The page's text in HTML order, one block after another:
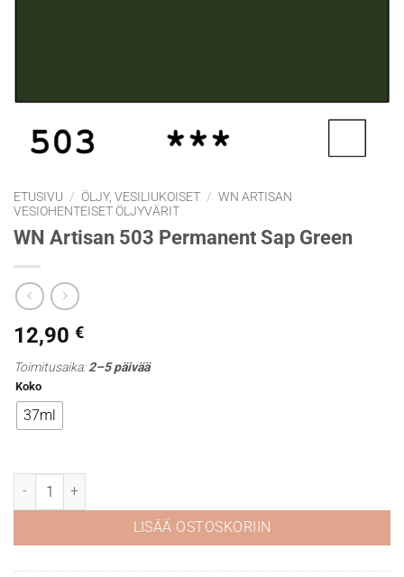
ETUSIVU / ÖLJY, VESILIUKOISET / WN ARTISAN
VESIOHENTEISET ÖLJYVÄRIT
WN Artisan 503 Permanent Sap Green
12,90 €
Toimitusaika:2–5 päivää
Koko
37ml
WN Artisan 503 Permanent Sap Green määrä
LISÄÄ OSTOSKORIIN